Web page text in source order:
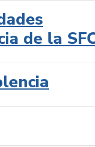
de la